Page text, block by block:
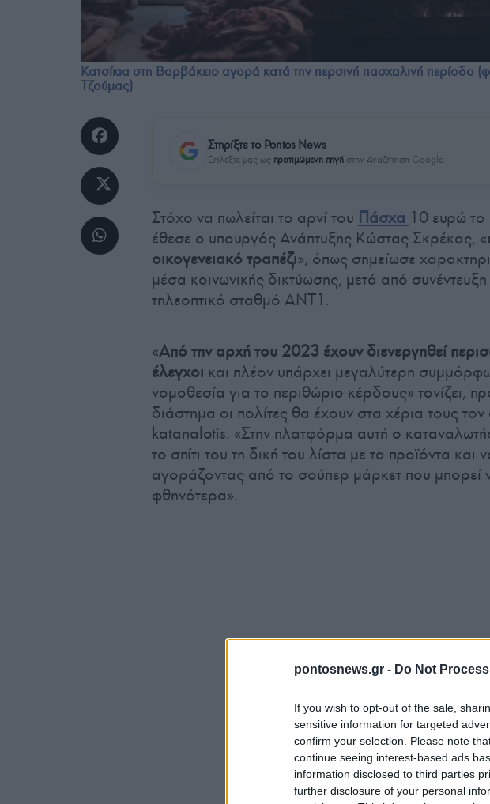
pontosnews.gr - Do Not
If you wish to opt-out of the sale,
sensitive information for targeted
confirm your selection. Please note
continue seeing interest-based ads
information disclosed to third parties
further disclosure of your personal
Κατσίκια στη Βαρβάκειο αγορά κατά την περσινή πασχαλινή περίοδο
Τζούμας)
Στηρίξτε το Pontos News
Επιλέξτε μας ως προτιμώμενη πηγή στην Αναζήτηση Google
Στόχο να πωλείται το αρνί του Πάσχα 10 ευρώ το
έθεσε ο υπουργός Ανάπτυξης Κώστας Σκρέκας, «
οικογενειακό τραπέζι», όπως σημείωσε
μέσα κοινωνικής δικτύωσης, μετά από
τηλεοπτικό σταθμό ΑΝΤ1.
«Από την αρχή του 2023 έχουν διενεργηθεί
έλεγχοι και πλέον υπάρχει μεγαλύτερη
νομοθεσία για το περιθώριο κέρδους» τονίζει,
διάστημα οι πολίτες θα έχουν στα χέρια τους
katanalotis. «Στην πλατφόρμα αυτή ο
το σπίτι του τη δική του λίστα με τα προϊόντα και
αγοράζοντας από το σούπερ μάρκετ που μπορεί
φθηνότερα».